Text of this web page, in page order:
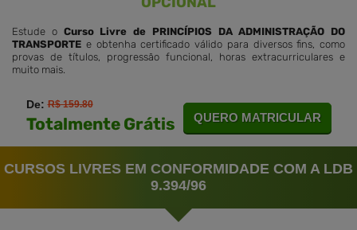
Estude o Curso Livre de PRINCÍPIOS DA ADMINISTRAÇÃO DO
TRANSPORTE e obtenha certificado válido para diversos fins, como
provas de títulos, progressão funcional, horas extracurriculares e
muito mais.
De:R$ 159.80
Totalmente Grátis QUERO MATRICULAR
CURSOS LIVRES EM CONFORMIDADE COM A LDB
9.394/96